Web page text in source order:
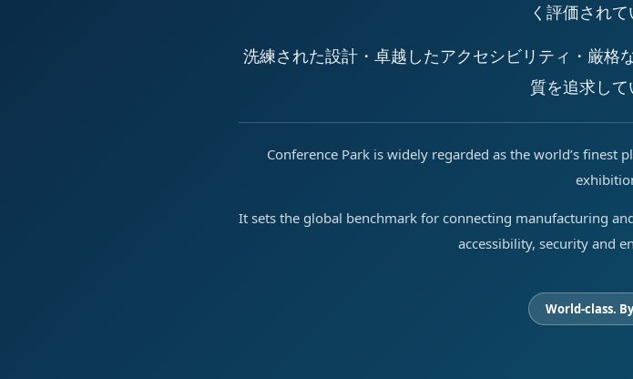
く評価されて
洗練された設計・卓越したアクセシビリティ・厳格
質を追求して
Conference Park is widely regarded as the world’s
It sets the global benchmark for connecting manufacturing
accessibility, security and
World-class.